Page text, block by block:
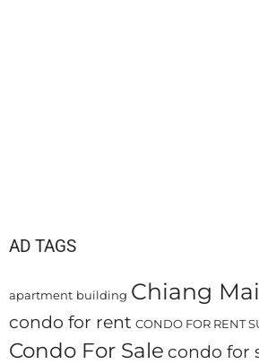
AD TAGS
apartment building Chiang Mai
condo for rent CONDO FOR RENT
Condo For Sale condo for